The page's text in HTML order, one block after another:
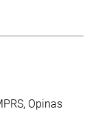
Opinas